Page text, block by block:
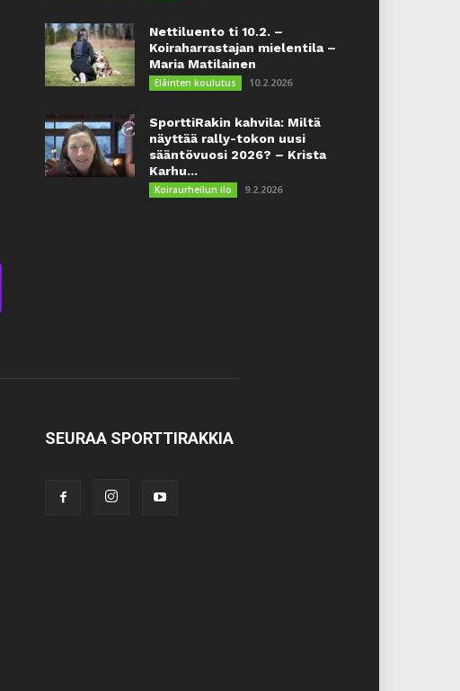
Nettiluento ti 10.2. –
Koiraharrastajan mielentila –
Maria Matilainen
Eläinten koulutus 10.2.2026
SporttiRakin kahvila: Miltä
näyttää rally-tokon uusi
sääntövuosi 2026? – Krista
Karhu...
Koiraurheilun ilo 9.2.2026
SEURAA SPORTTIRAKKIA